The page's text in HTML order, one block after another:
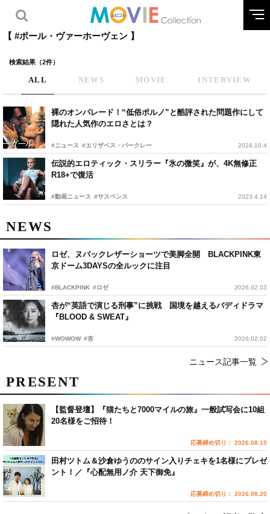
【 #ポール・ヴァーホーヴェン 】
検索結果（2件）
ALL NEWS MOVIE INTERVIEW
裸のオンパレード！“低俗ポルノ”と酷評された問題作にして
隠れた人気作のエロさとは？
#ニュース #エリザベス・バークレー 2024.10.4
伝説的エロティック・スリラー『氷の微笑』が、4K無修正
R18+で復活
#動画ニュース #サスペンス 2023.4.14
NEWS
ロゼ、ヌバックレザーショーツで美脚全開 BLACKPINK東
京ドーム3DAYSの全ルックに注目
#BLACKPINK #ロゼ 2026.02.03
杏が“英語で演じる刑事”に挑戦 国境を越えるバディドラマ
『BLOOD & SWEAT』
#WOWOW #杏 2026.02.02
ニュース記事一覧
PRESENT
【監督登壇】『猫たちと7000マイルの旅』一般試写会に10組
20名様をご招待！
応募締め切り： 2026.08.15
田村ツトム＆沙倉ゆうののサイン入りチェキを1名様にプレゼ
ント！／『心配無用ノ介 天下御免』
応募締め切り： 2026.08.20